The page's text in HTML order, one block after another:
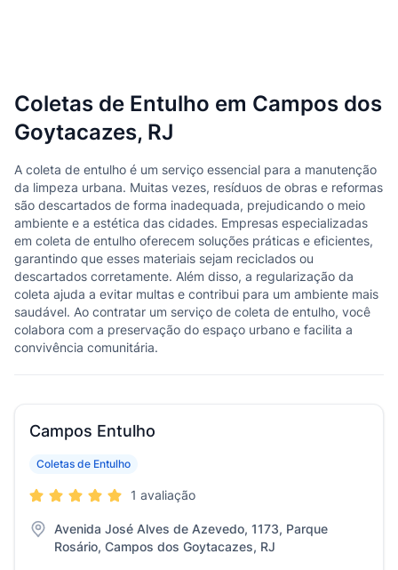
Coletas de Entulho em Campos dos
Goytacazes, RJ
A coleta de entulho é um serviço essencial para a manutenção
da limpeza urbana. Muitas vezes, resíduos de obras e reformas
são descartados de forma inadequada, prejudicando o meio
ambiente e a estética das cidades. Empresas especializadas
em coleta de entulho oferecem soluções práticas e eficientes,
garantindo que esses materiais sejam reciclados ou
descartados corretamente. Além disso, a regularização da
coleta ajuda a evitar multas e contribui para um ambiente mais
saudável. Ao contratar um serviço de coleta de entulho, você
colabora com a preservação do espaço urbano e facilita a
convivência comunitária.
Campos Entulho
Coletas de Entulho
1 avaliação
Avenida José Alves de Azevedo, 1173, Parque
Rosário, Campos dos Goytacazes, RJ